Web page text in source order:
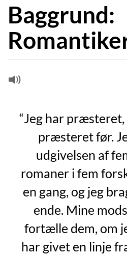
Baggrund:
“Jeg har
præsteret før.
udgivelsen af
romaner i fem
en gang, og jeg
ende. Mine
fortælle dem, om
har givet en linje